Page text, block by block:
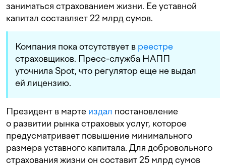
заниматься страхованием жизни. Ее уставной
капитал составляет 22 млрд сумов.
Компания пока отсутствует в реестре
страховщиков. Пресс-служба НАПП
уточнила Spot, что регулятор еще не выдал
ей лицензию.
Президент в марте издал постановление
о развитии рынка страховых услуг, которое
предусматривает повышение минимального
размера уставного капитала. Для добровольного
страхования жизни он составит 25 млрд сумов